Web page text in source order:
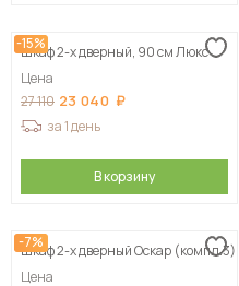
-15%
Шкаф 2-х дверный, 90 см Люкс
Цена
27 110 23 040
за 1 день
В корзину
-7%
Шкаф 2-х дверный Оскар (компл.3)
Цена